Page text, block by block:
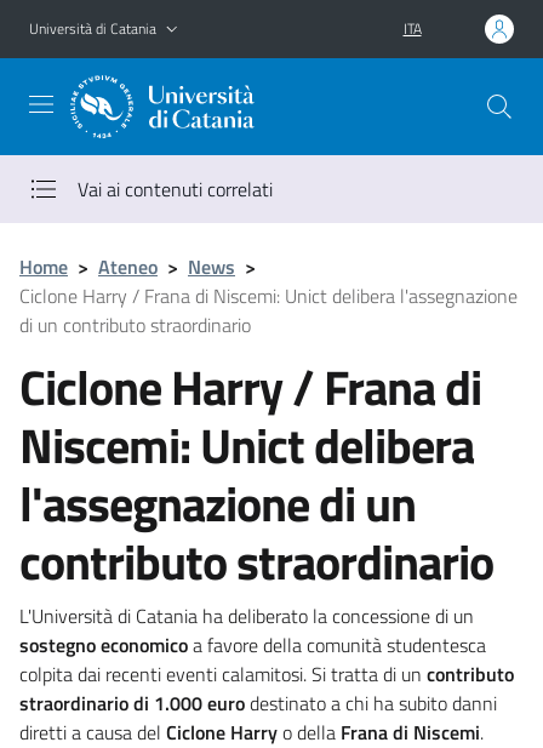
Vai al contenuto principale
Vai al menu di navigazione
Università di Catania ITA
Vai ai contenuti correlati
Home > Ateneo > News >
Ciclone Harry / Frana di Niscemi: Unict delibera l'assegnazione
di un contributo straordinario
Ciclone Harry / Frana di
Niscemi: Unict delibera
l'assegnazione di un
contributo straordinario
L'Università di Catania ha deliberato la concessione di un
sostegno economicoa favore della comunità studentesca
colpita dai recenti eventi calamitosi. Si tratta di un contributo
straordinario di 1.000 eurodestinato a chi ha subito danni
diretti a causa del Ciclone Harryo della Frana di Niscemi.